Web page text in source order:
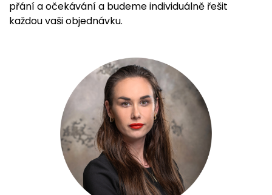
přání a očekávání a budeme individuálně řešit
každou vaši objednávku.